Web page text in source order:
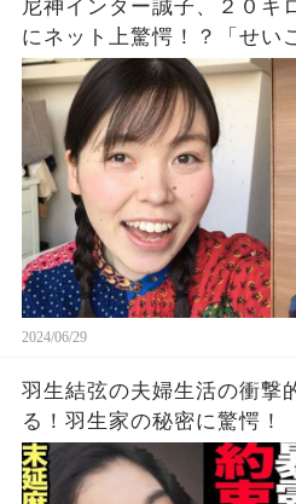
尼神インター誠子、２０キ
にネット上驚愕！？「せい
「めっちゃ綺麗になった」
2024/06/29
羽生結弦の夫婦生活の衝撃
る！羽生家の秘密に驚愕！